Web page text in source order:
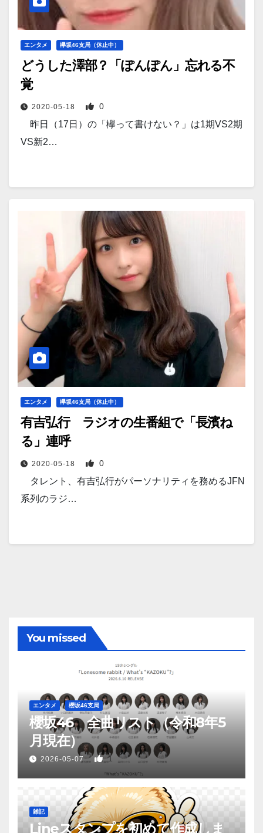
エンタメ 欅坂46支局（休止中）
どうした澤部？「ぽんぽん」忘れる不
覚
2020-05-18 0
昨日（17日）の「欅って書けない？」は1期VS2期
VS新2…
エンタメ 欅坂46支局（休止中）
有吉弘行 ラジオの生番組で「長濱ね
る」連呼
2020-05-18 0
タレント、有吉弘行がパーソナリティを務めるJFN
系列のラジ…
You missed
エンタメ 櫻坂46支局
櫻坂46 全曲リスト（令和8年5
月現在）
2026-05-07 1
雑記
Lineスタンプを初めて作成しま